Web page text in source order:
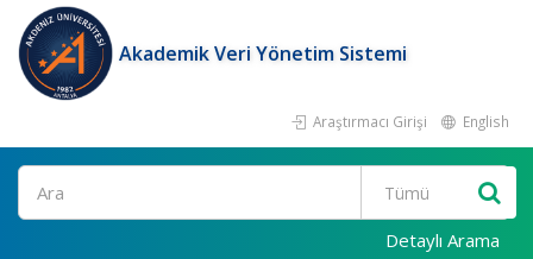
Akademik Veri Yönetim Sistemi
Araştırmacı Girişi English
Ara
Detaylı Arama